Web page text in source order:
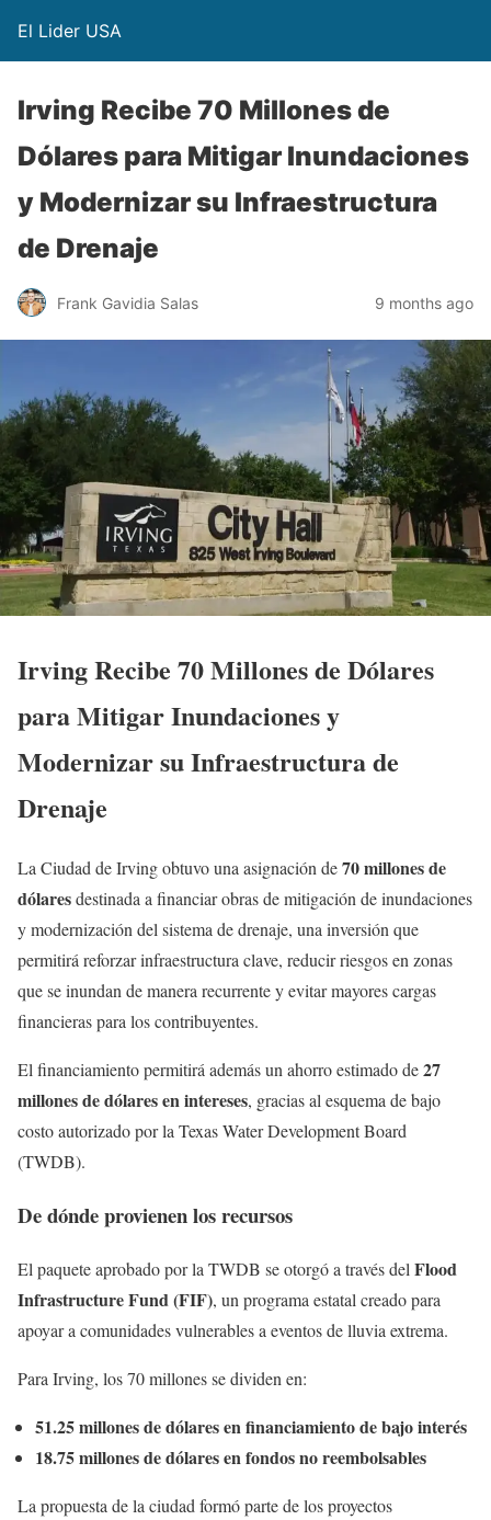
El Lider USA
Irving Recibe 70 Millones de
Dólares para Mitigar Inundaciones
y Modernizar su Infraestructura
de Drenaje
Frank Gavidia Salas 9 months ago
Irving Recibe 70 Millones de Dólares
para Mitigar Inundaciones y
Modernizar su Infraestructura de
Drenaje
La Ciudad de Irving obtuvo una asignación de70 millones de
dólaresdestinada a financiar obras de mitigación de inundaciones
y modernización del sistema de drenaje, una inversión que
permitirá reforzar infraestructura clave, reducir riesgos en zonas
que se inundan de manera recurrente y evitar mayores cargas
financieras para los contribuyentes.
El financiamiento permitirá además un ahorro estimado de27
millones de dólares en intereses, gracias al esquema de bajo
costo autorizado por la Texas Water Development Board
(TWDB).
De dónde provienen los recursos
El paquete aprobado por la TWDB se otorgó a través del Flood
Infrastructure Fund (FIF), un programa estatal creado para
apoyar a comunidades vulnerables a eventos de lluvia extrema.
Para Irving, los 70 millones se dividen en:
51.25 millones de dólares en financiamiento de bajo interés
18.75 millones de dólares en fondos no reembolsables
La propuesta de la ciudad formó parte de los proyectos